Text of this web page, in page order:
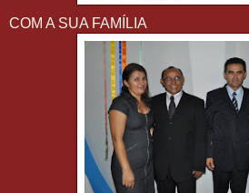
COM A SUA FAMÍLIA